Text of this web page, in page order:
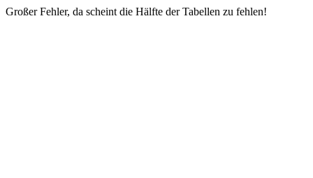
Großer Fehler, da scheint die Hälfte der Tabellen zu fehlen!